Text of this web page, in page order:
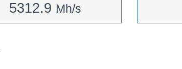
5312.9 Mh/s